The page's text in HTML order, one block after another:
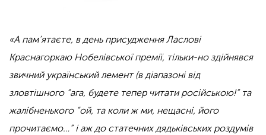
«А пам’ятаєте, в день присудження Ласлові
Краснагоркаю Нобелівської премії, тільки-но здійнявся
звичний український лемент (в діапазоні від
зловтішного “ага, будете тепер читати російською!” та
жалібненького “ой, та коли ж ми, нещасні, його
прочитаємо…” і аж до статечних дядьківських роздумів